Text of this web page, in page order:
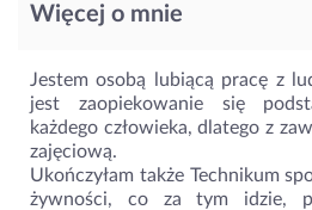
Więcej o mnie
Jestem osobą lubiącą pracę z
jest zaopiekowanie się
każdego człowieka, dlatego z
zajęciową.
Ukończyłam także Technikum
żywności, co za tym idzie,